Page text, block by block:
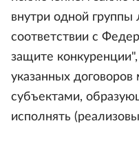
внутри одной
соответствии с
защите
указанных
субъектами,
исполнять